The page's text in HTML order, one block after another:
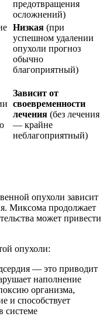
предотвращения
осложнений)
Низкая (при
успешном удалении
опухоли прогноз
обычно
благоприятный)
Зависит от
своевременности
лечения (без лечения
— крайне
неблагоприятный)
опухоли зависит
Миксома продолжает
может привести
опухоли:
— это приводит
наполнение
организма,
и способствует
системе